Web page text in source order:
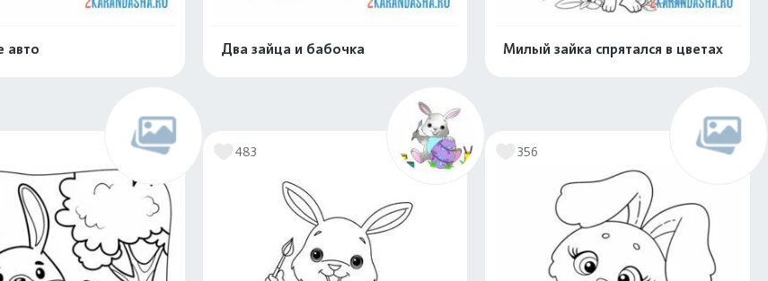
авто Два зайца и бабочка Милый зайка спрятался в цветах
483 356